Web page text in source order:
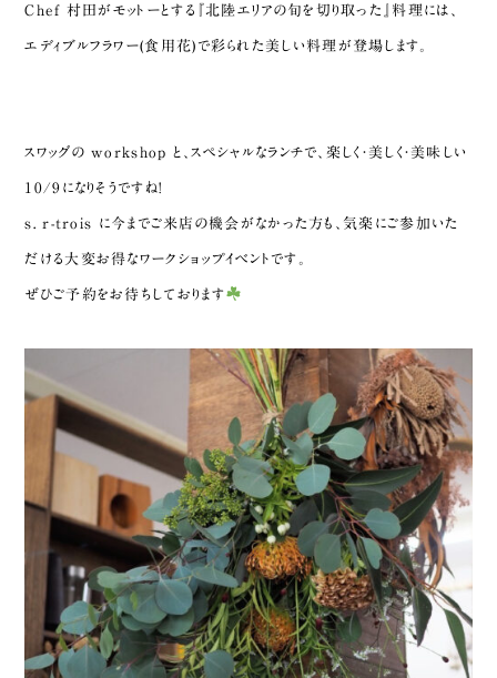
Chef 村田がモットーとする『北陸エリアの旬を切り取った』料理には、
エディブルフラワー(食用花)で彩られた美しい料理が登場します。
スワッグの workshop と、スペシャルなランチで、楽しく・美しく・美味しい
10/9になりそうですね!
s. r-trois に今までご来店の機会がなかった方も、気楽にご参加いた
だける大変お得なワークショップイベントです。
ぜひご予約をお待ちしております